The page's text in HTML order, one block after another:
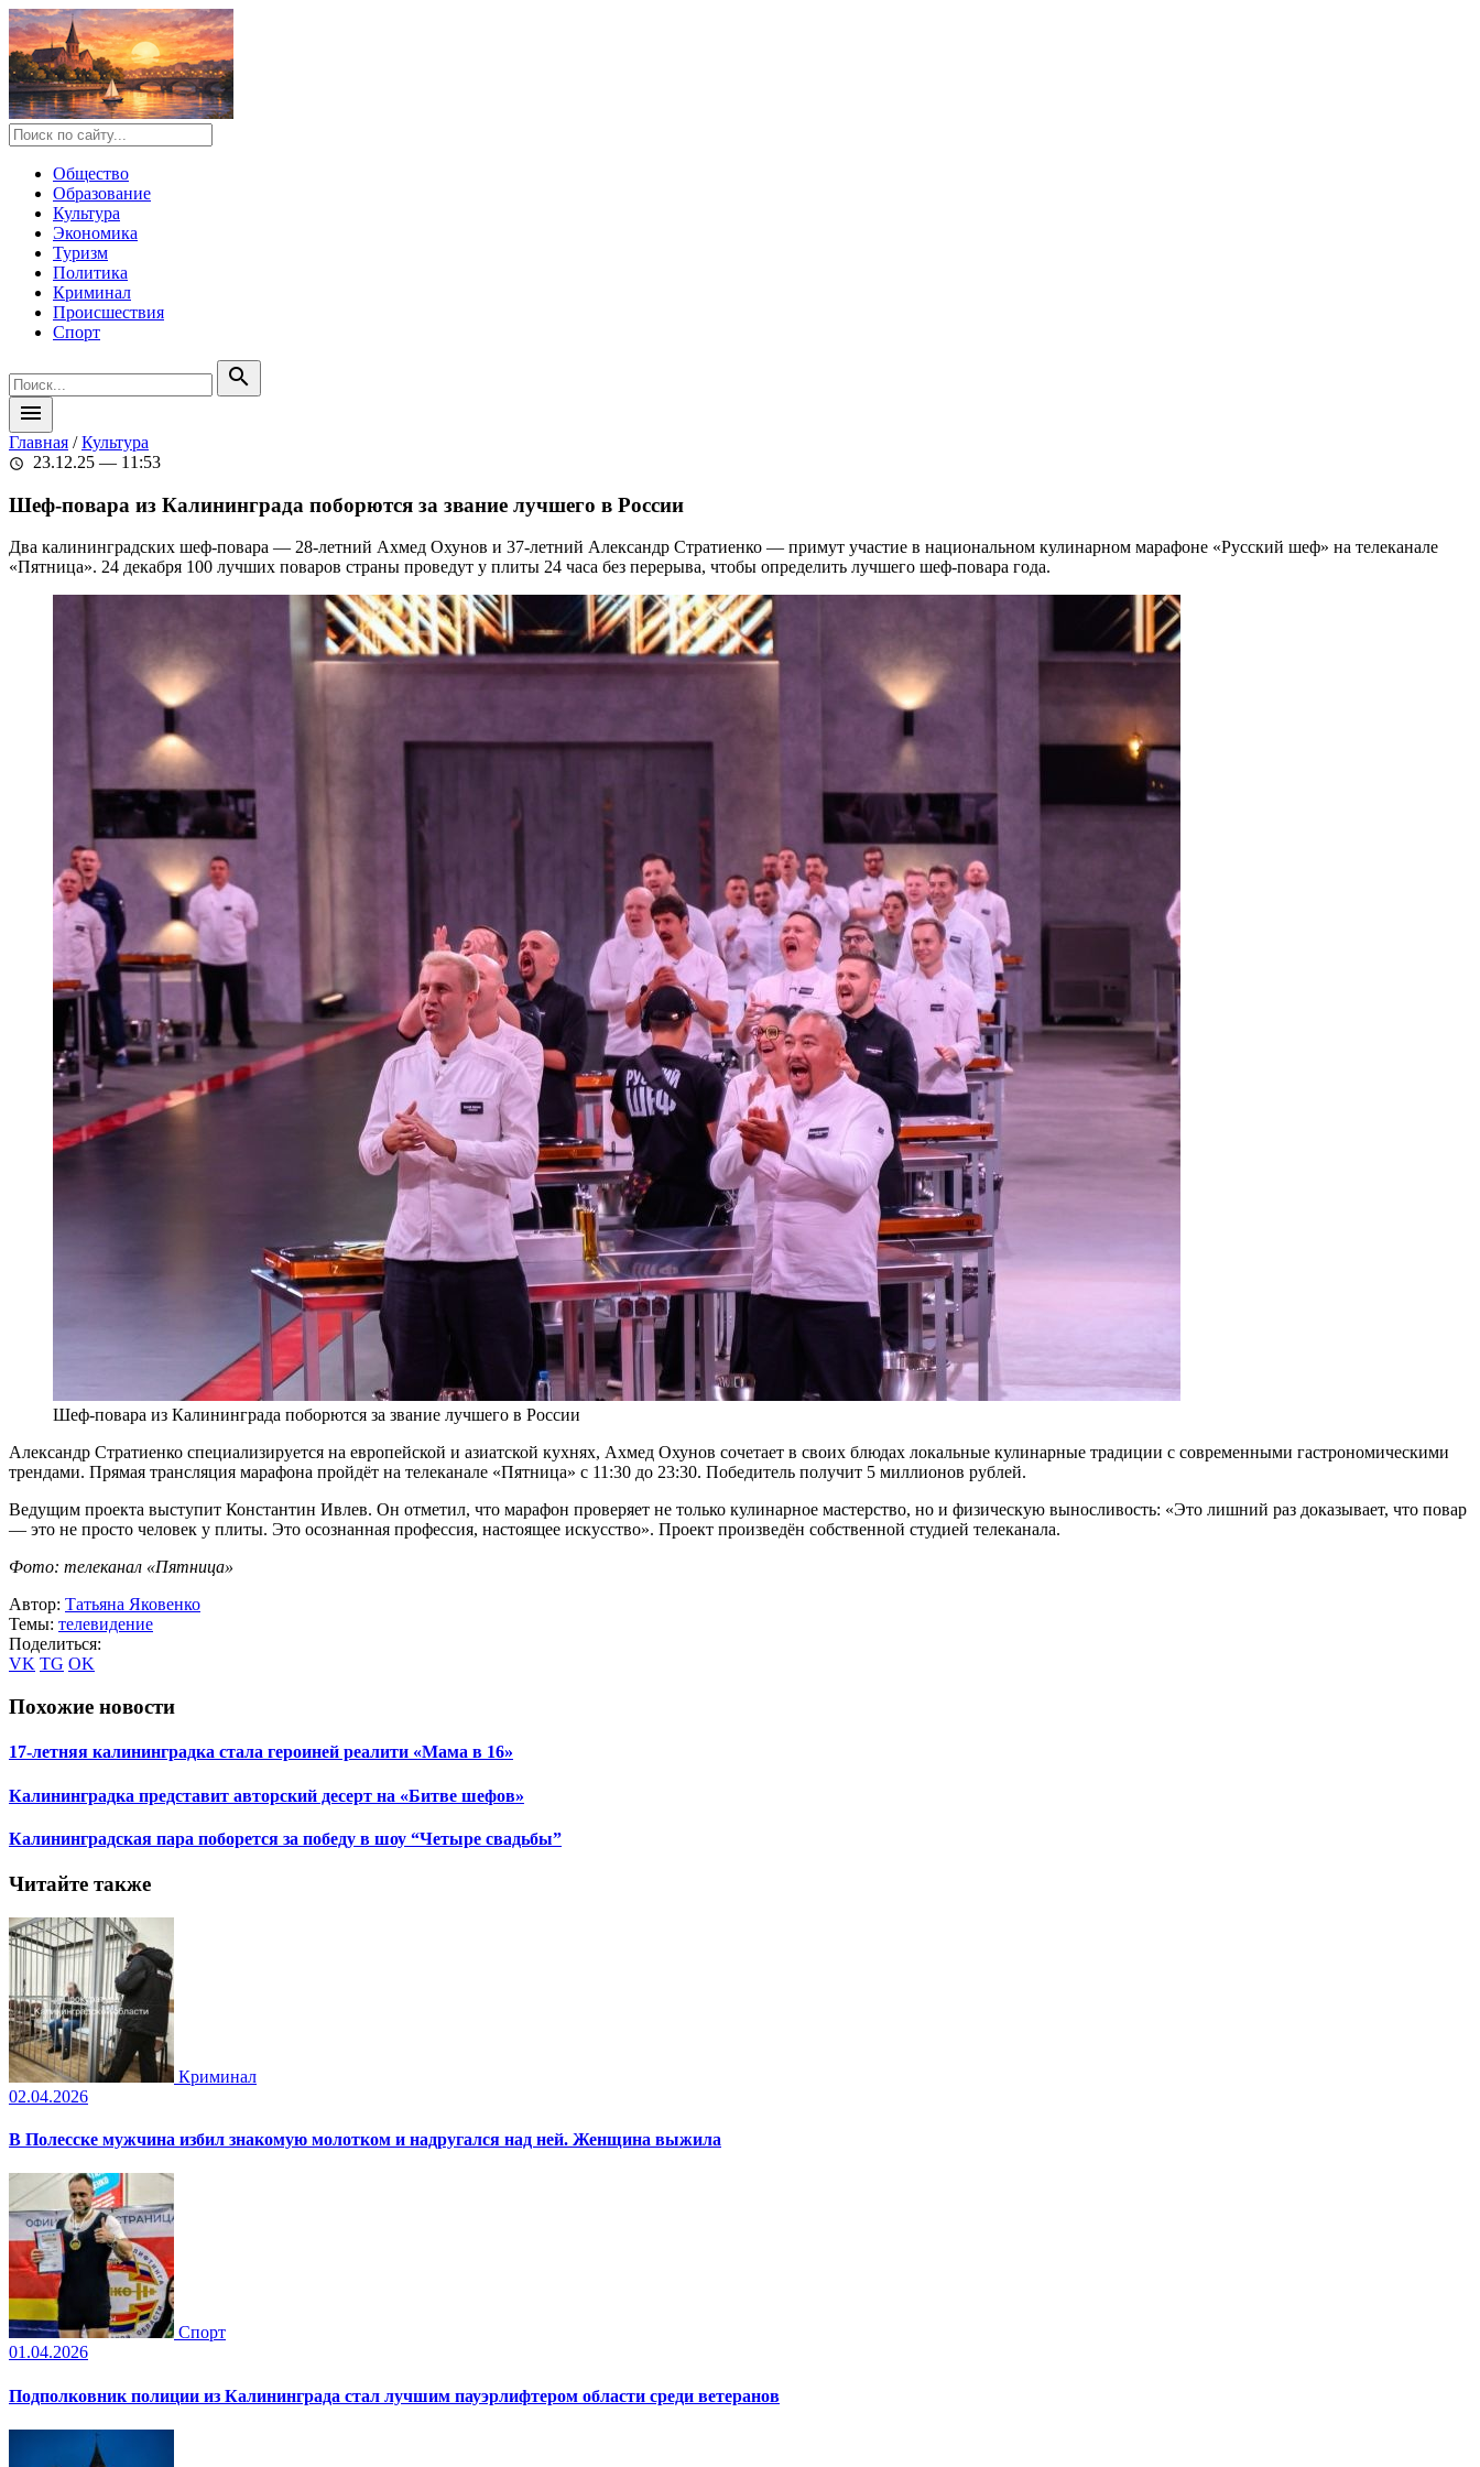
Общество
Образование
Культура
Экономика
Туризм
Политика
Криминал
Происшествия
Спорт
search
menu
Главная /Культура
schedule 23.12.25 — 11:53
Шеф-повара из Калининграда поборются за звание лучшего в России
Два калининградских шеф-повара — 28-летний Ахмед Охунов и 37-летний Александр Стратиенко — примут участие в национальном кулинарном марафоне «Русский шеф» на телеканале
«Пятница». 24 декабря 100 лучших поваров страны проведут у плиты 24 часа без перерыва, чтобы определить лучшего шеф-повара года.
Шеф-повара из Калининграда поборются за звание лучшего в России
Александр Стратиенко специализируется на европейской и азиатской кухнях, Ахмед Охунов сочетает в своих блюдах локальные кулинарные традиции с современными гастрономическими
трендами. Прямая трансляция марафона пройдёт на телеканале «Пятница» с 11:30 до 23:30. Победитель получит 5 миллионов рублей.
Ведущим проекта выступит Константин Ивлев. Он отметил, что марафон проверяет не только кулинарное мастерство, но и физическую выносливость: «Это лишний раз доказывает, что повар
— это не просто человек у плиты. Это осознанная профессия, настоящее искусство». Проект произведён собственной студией телеканала.
Фото: телеканал «Пятница»
Автор: Татьяна Яковенко
Темы: телевидение
Поделиться:
VK TG OK
Похожие новости
17-летняя калининградка стала героиней реалити «Мама в 16»
Калининградка представит авторский десерт на «Битве шефов»
Калининградская пара поборется за победу в шоу “Четыре свадьбы”
Читайте также
Криминал
02.04.2026
В Полесске мужчина избил знакомую молотком и надругался над ней. Женщина выжила
Спорт
01.04.2026
Подполковник полиции из Калининграда стал лучшим пауэрлифтером области среди ветеранов